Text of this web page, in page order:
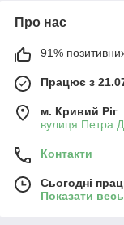
Про нас
91% позитивних
Працює з
м. Кривий Ріг
вулиця Петра
Контакти
Сьогодні
Показати